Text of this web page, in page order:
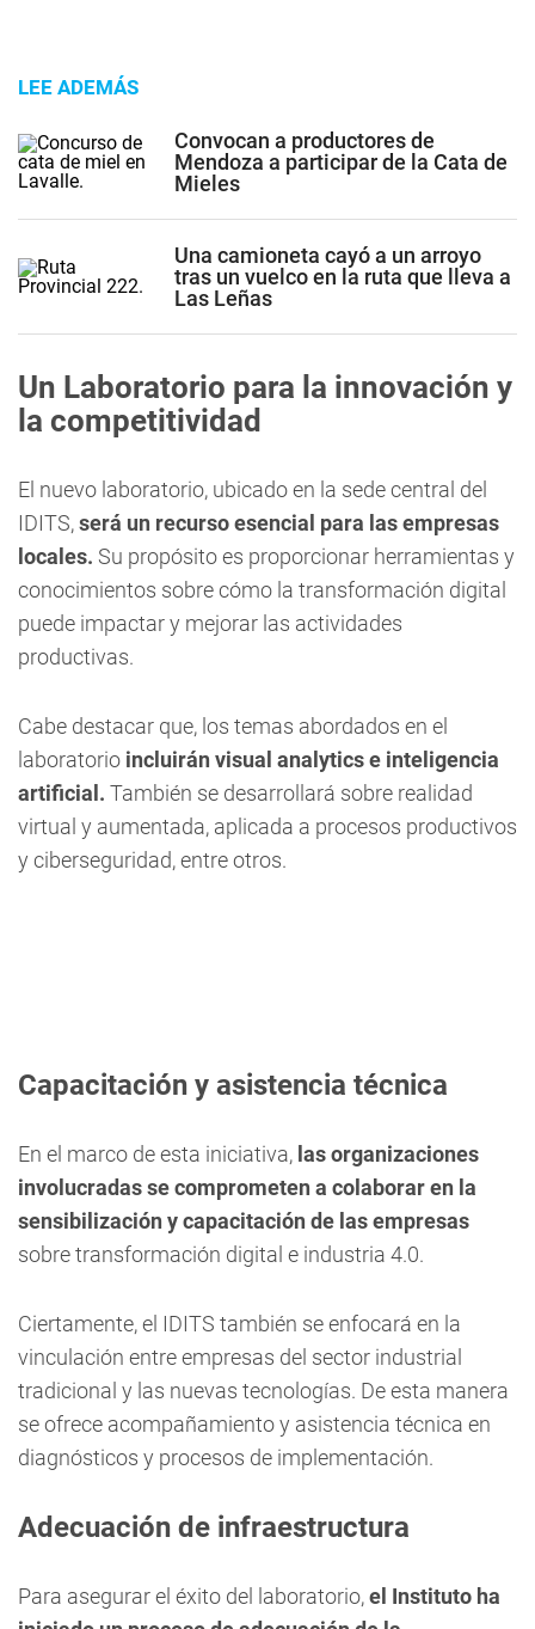
LEE ADEMÁS
Convocan a productores de
Mendoza a participar de la Cata de
Mieles
Una camioneta cayó a un arroyo
tras un vuelco en la ruta que lleva a
Las Leñas
Un Laboratorio para la innovación y
la competitividad
El nuevo laboratorio, ubicado en la sede central del
IDITS,será un recurso esencial para las empresas
locales. Su propósito es proporcionar herramientas y
conocimientos sobre cómo la transformación digital
puede impactar y mejorar las actividades
productivas.
Cabe destacar que, los temas abordados en el
laboratorio incluirán visual analytics e inteligencia
artificial. También se desarrollará sobre realidad
virtual y aumentada, aplicada a procesos productivos
y ciberseguridad, entre otros.
Capacitación y asistencia técnica
En el marco de esta iniciativa, las organizaciones
involucradas se comprometen a colaborar en la
sensibilización y capacitación de las empresas
sobre transformación digital e industria 4.0.
Ciertamente, el IDITS también se enfocará en la
vinculación entre empresas del sector industrial
tradicional y las nuevas tecnologías. De esta manera
se ofrece acompañamiento y asistencia técnica en
diagnósticos y procesos de implementación.
Adecuación de infraestructura
Para asegurar el éxito del laboratorio,el Instituto ha